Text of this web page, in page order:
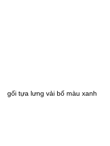
gối tựa lưng vải bố màu xanh